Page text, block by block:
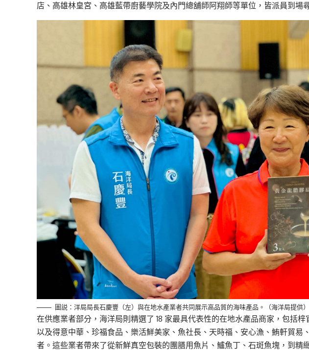
店、高雄林皇宮、高雄藍帶廚藝學院及內門總舖師阿翔師等單位，皆派員到場
圖説：洋局局長石慶豐（左）與在地水產業者共同展示高品質的海味產品。（海洋局提供）
在供應業者部分，海洋局則精選了 18 家最具代表性的在地水產品商家，包括梓
以及得意中華、珍福食品、樂活鮮美家、魚社長、天時福、安心漁、鮪軒貿易
者。這些業者帶來了從新鮮真空包裝的團膳用魚片、鱸魚丁、石斑魚塊，到精